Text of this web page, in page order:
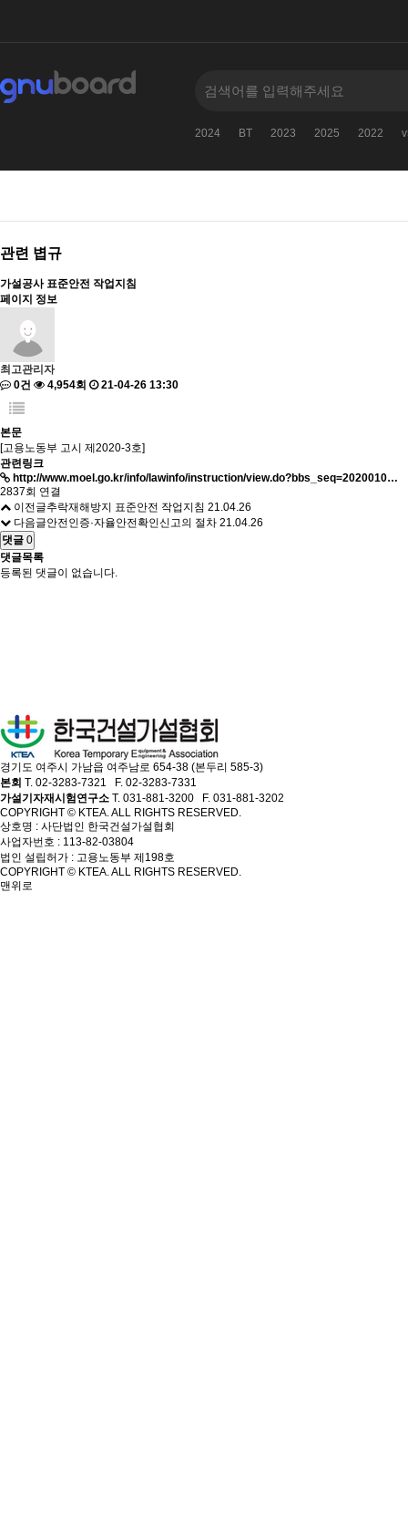
2024 BT 2023 2025 2022
관련 볍규
가설공사 표준안전 작업지침
페이지 정보
최고관리자
0건
4,954회 21-04-26 13:30
본문
[고용노동부 고시 제2020-3호]
관련링크
http://www.moel.go.kr/info/lawinfo/instruction/view.do?bbs_seq=2020010…
2837회 연결
이전글추락재해방지 표준안전 작업지침 21.04.26
다음글안전인증·자율안전확인신고의 절차 21.04.26
댓글 0
댓글목록
등록된 댓글이 없습니다.
경기도 여주시 가남읍 여주남로 654-38 (본두리 585-3)
본회 T. 02-3283-7321 F. 02-3283-7331
가설기자재시험연구소 T. 031-881-3200 F. 031-881-3202
COPYRIGHT © KTEA. ALL RIGHTS RESERVED.
상호명 : 사단법인 한국건설가설협회
사업자번호 : 113-82-03804
법인 설립허가 : 고용노동부 제198호
COPYRIGHT © KTEA. ALL RIGHTS RESERVED.
맨위로